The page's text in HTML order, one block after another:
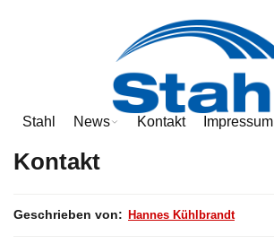
Stahl News Kontakt Impressum
Kontakt
Geschrieben von: Hannes Kühlbrandt
Hannes Kühlbrandt